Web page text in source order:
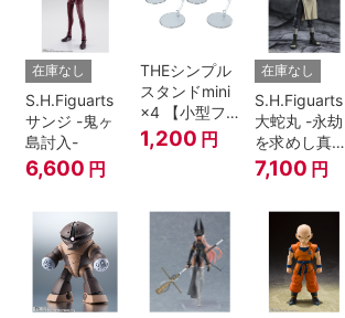
在庫なし
S.H.Figuarts
サンジ -鬼ヶ
島討入-
6,600 円
THEシンプル
スタンドmini
×4 【小型フ
ィギュア＆デ
ィフォルメフ
1,200 円
在庫なし
S.H.Figuarts
大蛇丸 -永劫
を求めし真理
の探究者-
『NARUTO-
7,100 円